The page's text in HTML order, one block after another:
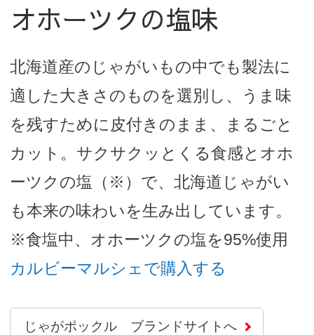
オホーツクの塩味
北海道産のじゃがいもの中でも製法に
適した大きさのものを選別し、うま味
を残すために皮付きのまま、まるごと
カット。サクサクッとくる食感とオホ
ーツクの塩（※）で、北海道じゃがい
も本来の味わいを生み出しています。
※食塩中、オホーツクの塩を95%使用
カルビーマルシェで購入する
じゃがポックル ブランドサイトへ